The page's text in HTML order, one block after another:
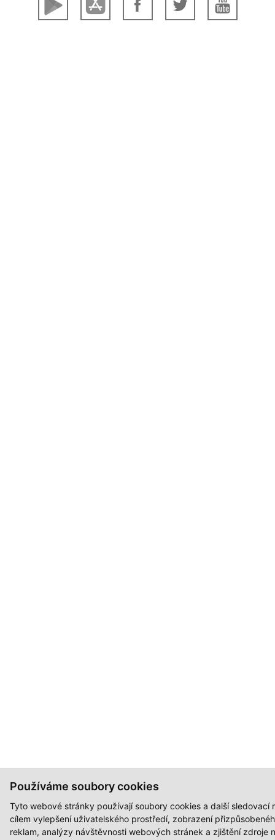
Používáme soubory cookies
Tyto webové stránky používají soubory cookies a další sledovací
cílem vylepšení uživatelského prostředí, zobrazení
reklam, analýzy návštěvnosti webových stránek a zjištění zdroje